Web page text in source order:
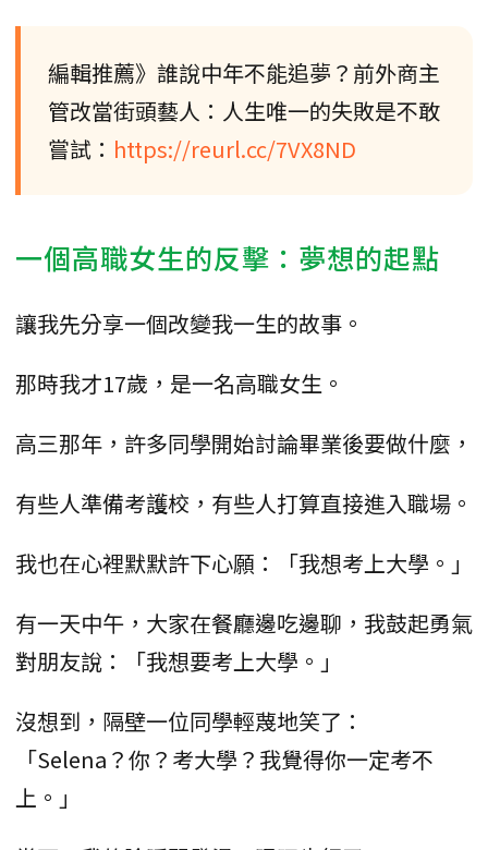
編輯推薦》誰說中年不能追夢？前外商主
管改當街頭藝人：人生唯一的失敗是不敢
嘗試： https://reurl.cc/7VX8ND
一個高職女生的反擊：夢想的起點
讓我先分享一個改變我一生的故事。
那時我才17歲，是一名高職女生。
高三那年，許多同學開始討論畢業後要做什麼，
有些人準備考護校，有些人打算直接進入職場。
我也在心裡默默許下心願：「我想考上大學。」
有一天中午，大家在餐廳邊吃邊聊，我鼓起勇氣
對朋友說：「我想要考上大學。」
沒想到，隔壁一位同學輕蔑地笑了：
「Selena？你？考大學？我覺得你一定考不
上。」